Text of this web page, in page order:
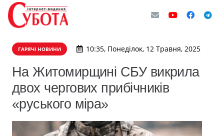
ГАРЯЧІ НОВИНИ 10:35, Понеділок, 12 Травня, 2025
На Житомирщині СБУ викрила
двох чергових прибічників
«руського міра»